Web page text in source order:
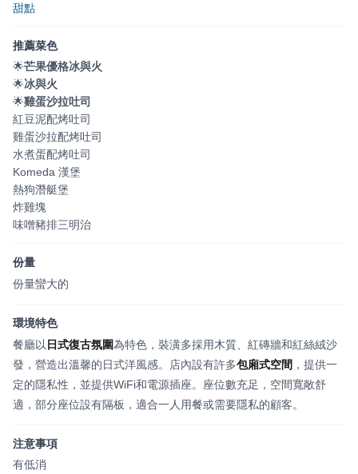
甜點
推薦菜色
🌟芒果優格冰與火
🌟冰與火
🌟雞蛋沙拉吐司
紅豆泥配烤吐司
雞蛋沙拉配烤吐司
水煮蛋配烤吐司
Komeda 漢堡
熱狗潛艇堡
炸雞塊
味噌豬排三明治
份量
份量蠻大的
環境特色
餐廳以 日式復古氛圍為特色，裝潢多採用木質、紅磚牆和紅絲絨沙
發，營造出溫馨的日式洋風感。店內設有許多包廂式空間 ，提供一
定的隱私性，並提供WiFi和電源插座。座位數充足，空間寬敞舒
適，部分座位設有隔板，適合一人用餐或需要隱私的顧客。
注意事項
有低消